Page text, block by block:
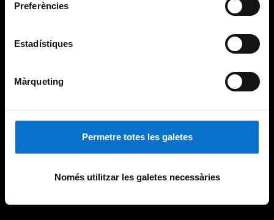
Preferències
Estadístiques
Màrqueting
Permetre totes les galetes
Només utilitzar les galetes necessàries